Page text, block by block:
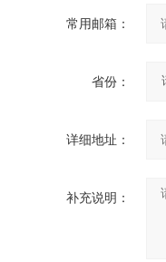
常用邮箱：
省份：
详细地址：
补充说明：